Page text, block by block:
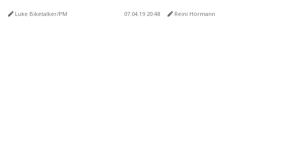
Luke Biketalker/PM 07.04.19 20:48 Reini Hörmann